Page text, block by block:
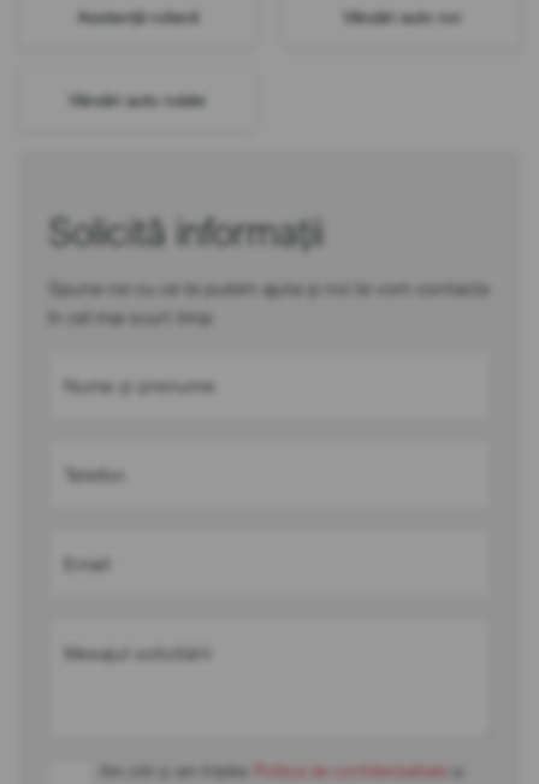
Asistență rutieră Vânzări auto noi
Vânzări auto rulate
Solicită informații
Spune-ne cu ce te putem ajuta și noi te vom contacta
în cel mai scurt timp
Nume și prenume
Telefon
Email
Mesajul solicitării
Am citit și am înțeles Politica de confidențialitate